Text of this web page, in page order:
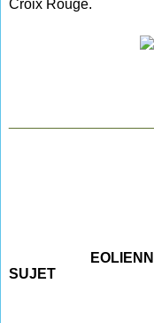
Croix Rouge.
EOLIENNES:
SUJET